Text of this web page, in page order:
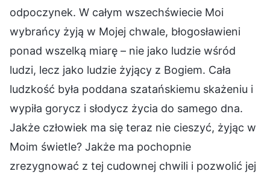
odpoczynek. W całym wszechświecie Moi
wybrańcy żyją w Mojej chwale, błogosławieni
ponad wszelką miarę – nie jako ludzie wśród
ludzi, lecz jako ludzie żyjący z Bogiem. Cała
ludzkość była poddana szatańskiemu skażeniu i
wypiła gorycz i słodycz życia do samego dna.
Jakże człowiek ma się teraz nie cieszyć, żyjąc w
Moim świetle? Jakże ma pochopnie
zrezygnować z tej cudownej chwili i pozwolić jej